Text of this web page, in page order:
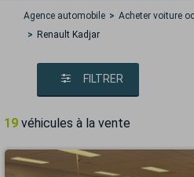
Agence automobile Acheter voiture
Renault Kadjar
FILTRER
19 véhicules à la vente